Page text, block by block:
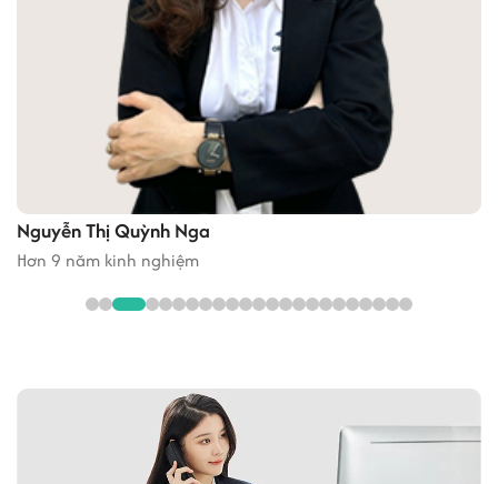
vừa và nhỏ cũng như các công ty cần mở rộng nhanh với chi phí
đầu tư ban đầu thấp. Bên cạnh yếu tố linh hoạt, nhiều chủ đầu tư
cũng chú trọng ứng dụng công nghệ quản lý tòa nhà, nâng cấp hệ
thống kỹ thuật và hướng đến tiêu chuẩn văn phòng xanh nhằm
nâng cao sức cạnh tranh.
Với lợi thế quỹ đất còn tương đối lớn, hạ tầng giao thông liên tục
được cải thiện và sự phát triển của các khu đô thị mới, Quận 8 được
kỳ vọng sẽ trở thành một trong những khu vực có nguồn cung văn
phòng ổn định, phù hợp với các doanh nghiệp ưu tiên hiệu quả chi
phí và khả năng kết nối trong những năm tới.
3 xu hướng phát triển văn phòng tại quận 8
Nguyễn Thị Quỳnh Nga
Hơn 9 năm kinh nghiệm